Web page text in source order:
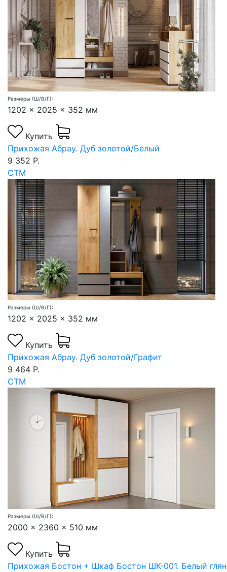
Размеры (Ш/В/Г):
1202 x 2025 x 352 мм
Купить
Прихожая Абрау. Дуб золотой/Белый
9 352 Р.
СТМ
Размеры (Ш/В/Г):
1202 x 2025 x 352 мм
Купить
Прихожая Абрау. Дуб золотой/Графит
9 464 Р.
СТМ
Размеры (Ш/В/Г):
2000 x 2360 x 510 мм
Купить
Прихожая Бостон + Шкаф Бостон ШК-001. Белый